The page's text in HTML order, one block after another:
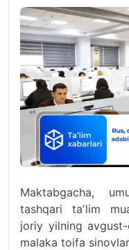
Maktabgacha,
tashqari taʼlim
joriy yilning
malaka toifa